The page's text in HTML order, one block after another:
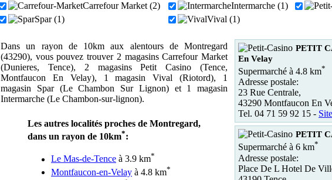
Carrefour Market (2)
Intermarche (1)
Spar (1)
Vival (1)
Dans un rayon de 10km aux alentours de Montregard
(43290), vous pouvez trouver 2 magasins Carrefour Market
(Dunieres, Tence), 2 magasins Petit Casino (Tence,
Montfaucon En Velay), 1 magasin Vival (Riotord), 1
magasin Spar (Le Chambon Sur Lignon) et 1 magasin
Intermarche (Le Chambon-sur-lignon).
Les autres localités proches de Montregard,
dans un rayon de 10km*:
Le Mas-de-Tence à 3.9 km*
Montfaucon-en-Velay à 4.8 km*
PETIT
En Velay
Supermarché à 4.8 km*
Adresse postale:
23 Rue Centrale,
43290 Montfaucon En
Tel. 04 71 59 92 15 -
PETIT
Supermarché à 6 km*
Adresse postale:
Place De L Hotel De